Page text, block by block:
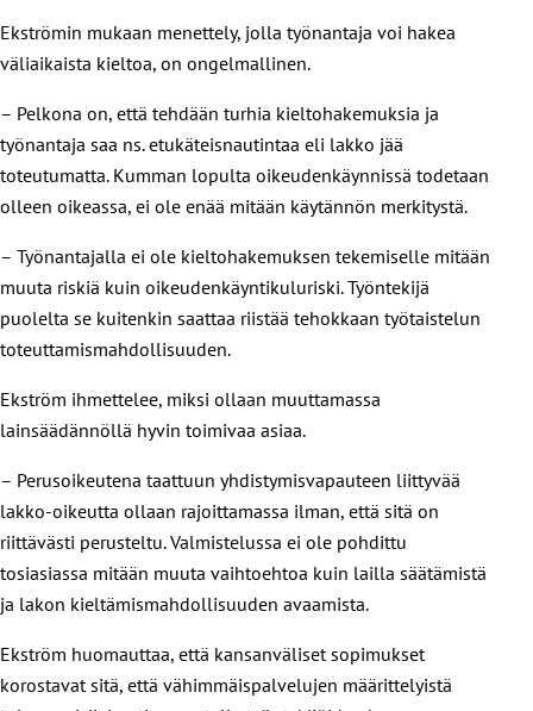
Ekströmin mukaan menettely, jolla työnantaja voi hakea
väliaikaista kieltoa, on ongelmallinen.
– Pelkona on, että tehdään turhia kieltohakemuksia ja
työnantaja saa ns. etukäteisnautintaa eli lakko jää
toteutumatta. Kumman lopulta oikeudenkäynnissä todetaan
olleen oikeassa, ei ole enää mitään käytännön merkitystä.
– Työnantajalla ei ole kieltohakemuksen tekemiselle mitään
muuta riskiä kuin oikeudenkäyntikuluriski. Työntekijä
puolelta se kuitenkin saattaa riistää tehokkaan työtaistelun
toteuttamismahdollisuuden.
Ekström ihmettelee, miksi ollaan muuttamassa
lainsäädännöllä hyvin toimivaa asiaa.
– Perusoikeutena taattuun yhdistymisvapauteen liittyvää
lakko-oikeutta ollaan rajoittamassa ilman, että sitä on
riittävästi perusteltu. Valmistelussa ei ole pohdittu
tosiasiassa mitään muuta vaihtoehtoa kuin lailla säätämistä
ja lakon kieltämismahdollisuuden avaamista.
Ekström huomauttaa, että kansanväliset sopimukset
korostavat sitä, että vähimmäispalvelujen määrittelyistä